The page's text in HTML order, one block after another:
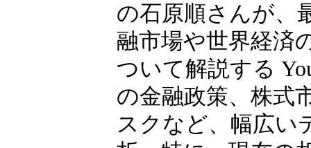
の石原順さんが、
融市場や世界経済
ついて解説する
の金融政策、株式
スクなど、幅広い